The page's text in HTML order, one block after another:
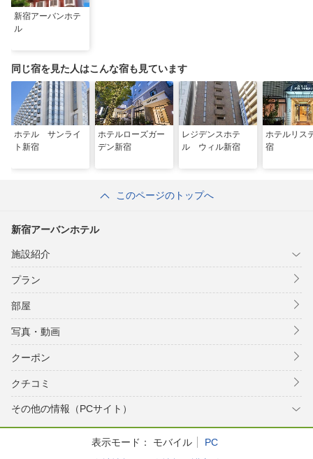
新宿アーバンホテ
ル
同じ宿を見た人はこんな宿も見ています
ホテル サンライ
ト新宿
ホテルローズガー
デン新宿
レジデンスホテ
ル ウィル新宿
ホテルリス
宿
このページのトップへ
新宿アーバンホテル
施設紹介
プラン
部屋
写真・動画
クーポン
クチコミ
その他の情報（PCサイト）
表示モード： モバイル
PC